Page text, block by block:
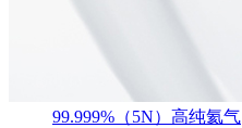
99.999%（5N）高纯氦气